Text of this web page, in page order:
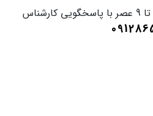
(ساعت تماس 8 صبح تا 9 عصر با پاسخگویی کارشناس